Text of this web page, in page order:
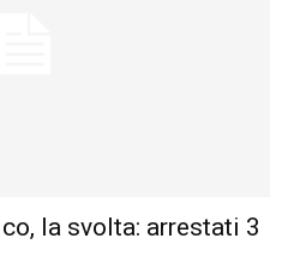
la svolta: arrestati 3